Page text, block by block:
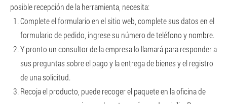
posible recepción de la herramienta, necesita:
Complete el formulario en el sitio web, complete sus datos en el
formulario de pedido, ingrese su número de teléfono y nombre.
Y pronto un consultor de la empresa lo llamará para responder a
sus preguntas sobre el pago y la entrega de bienes y el registro
de una solicitud.
Recoja el producto, puede recoger el paquete en la oficina de